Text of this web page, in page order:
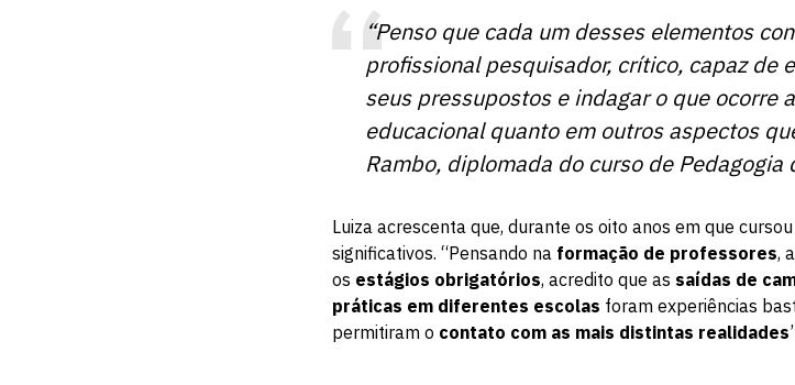
“Penso que cada um desses elementos
profissional pesquisador, crítico, capaz de
seus pressupostos e indagar o que ocorre
educacional quanto em outros aspectos
Rambo, diplomada do curso de Pedagogia
Luiza acrescenta que, durante os oito anos em que
significativos. “Pensando na formação de professores,
os estágios obrigatórios, acredito que as saídas de
práticas em diferentes escolas foram experiências
permitiram o contato com as mais distintas realidades